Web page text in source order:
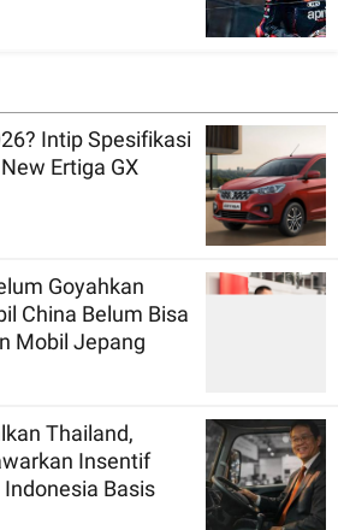
Intip Spesifikasi
Ertiga GX
Goyahkan
China Belum Bisa
Mobil Jepang
Thailand,
Insentif
Basis